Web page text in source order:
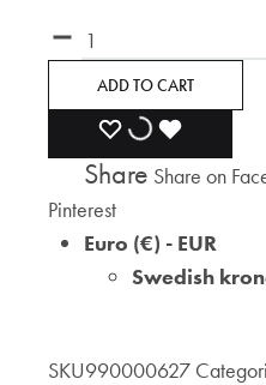
Quantity
ADD TO CART
ADD
TO
ADDING
TO TO
Share Share on
Pinterest
Euro (€) - EUR
Swedish
SKU990000627